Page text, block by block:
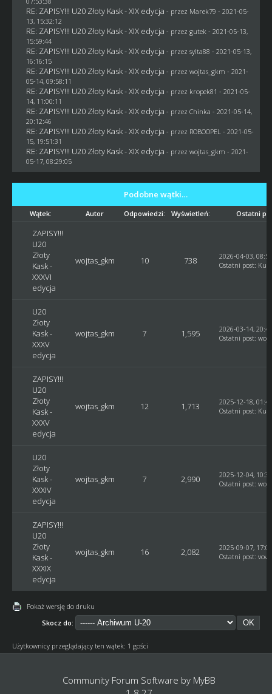
RE: ZAPISY!!! U20 Złoty Kask - XIX edycja - przez Marek79 - 2021-05-
13, 15:32:12
RE: ZAPISY!!! U20 Złoty Kask - XIX edycja - przez gutek - 2021-05-13,
15:59:44
RE: ZAPISY!!! U20 Złoty Kask - XIX edycja - przez sylta88 - 2021-05-13,
16:16:15
RE: ZAPISY!!! U20 Złoty Kask - XIX edycja - przez wojtas_gkm - 2021-
05-14, 09:58:11
RE: ZAPISY!!! U20 Złoty Kask - XIX edycja - przez kropek81 - 2021-05-
14, 11:00:11
RE: ZAPISY!!! U20 Złoty Kask - XIX edycja - przez Chinka - 2021-05-14,
20:12:46
RE: ZAPISY!!! U20 Złoty Kask - XIX edycja - przez ROBOOPEL - 2021-05-
15, 19:51:31
RE: ZAPISY!!! U20 Złoty Kask - XIX edycja - przez wojtas_gkm - 2021-
05-17, 08:29:05
Podobne wątki…
Wątek: Autor Odpowiedzi: Wyświetleń: Ostatni
ZAPISY!!!
U20
Złoty
Kask -
XXXVI
edycja
wojtas_gkm 10 738
2026-04-03,
Ostatni post: Kusy
U20
Złoty
Kask -
XXXV
edycja
wojtas_gkm 7 1,595
2026-03-14,
Ostatni post:
ZAPISY!!!
U20
Złoty
Kask -
XXXV
edycja
wojtas_gkm 12 1,713
2025-12-18,
Ostatni post: Kusy
U20
Złoty
Kask -
XXXIV
edycja
wojtas_gkm 7 2,990
2025-12-04,
Ostatni post:
ZAPISY!!!
U20
Złoty
Kask -
XXXIX
edycja
wojtas_gkm 16 2,082
2025-09-07,
Ostatni post:
Pokaż wersję do druku
Skocz do:
Użytkownicy przeglądający ten wątek: 1 gości
Community Forum Software by MyBB